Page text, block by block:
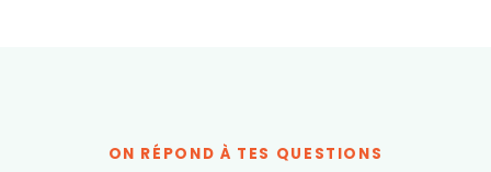
ON RÉPOND À TES QUESTIONS